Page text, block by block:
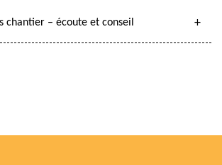
chantier – écoute et conseil